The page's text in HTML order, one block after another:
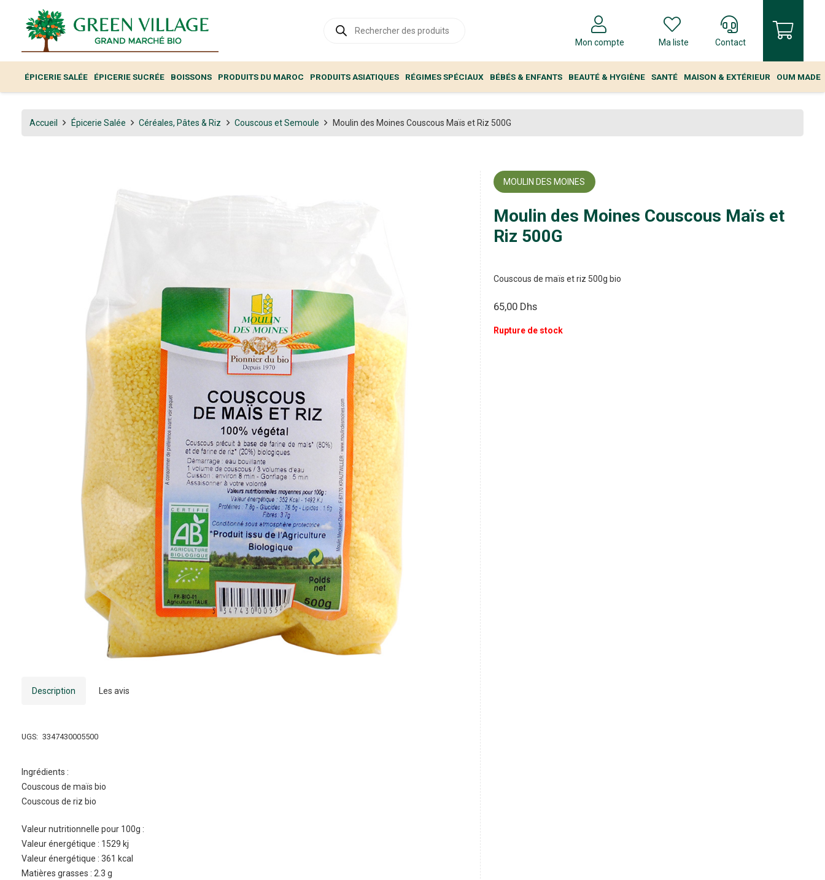
produits
Mon compte Ma liste Contact
ÉPICERIE SALÉE ÉPICERIE SUCRÉE BOISSONS PRODUITS DU MAROC PRODUITS ASIATIQUES RÉGIMES SPÉCIAUX BÉBÉS & ENFANTS BEAUTÉ & HYGIÈNE SANTÉ MAISON & EXTÉRIEUR OUM MADE
Accueil Épicerie Salée Céréales, Pâtes & Riz Couscous et Semoule Moulin des Moines Couscous Maïs et Riz 500G
Description Les avis
UGS: 3347430005500
Ingrédients :
Couscous de maïs bio
Couscous de riz bio
Valeur nutritionnelle pour 100g :
Valeur énergétique : 1529 kj
Valeur énergétique : 361 kcal
Matières grasses : 2.3 g
MOULIN DES MOINES
Moulin des Moines Couscous Maïs et
Riz 500G
Couscous de maïs et riz 500g bio
65,00 Dhs
Rupture de stock